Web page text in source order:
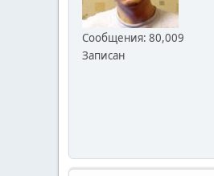
Сообщения: 80,009
Записан